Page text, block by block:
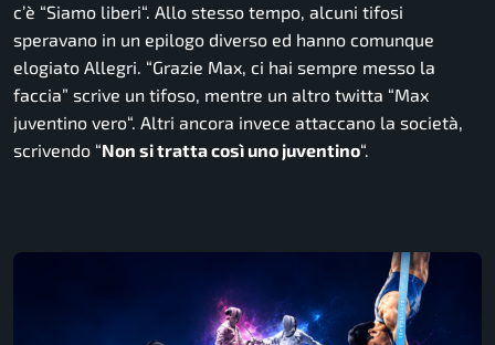
c’è “Siamo liberi“. Allo stesso tempo, alcuni tifosi
speravano in un epilogo diverso ed hanno comunque
elogiato Allegri. “Grazie Max, ci hai sempre messo la
faccia” scrive un tifoso, mentre un altro twitta “Max
juventino vero“. Altri ancora invece attaccano la società,
scrivendo “Non si tratta così uno juventino“.